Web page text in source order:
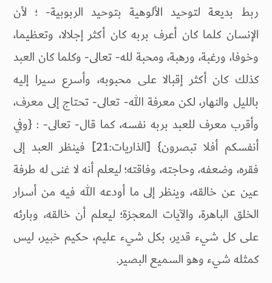
ربط بديعة لتوحيد الألوهية بتوحيد الربوبية- ؛ لأن
الإنسان كلما كان أعرف بربه كان أكثر إجلالا، وتعظيما،
وخوفا، ورغبة، ورهبة، ومحبة لله- تعالى- وكلما كان العبد
كذلك كان أكثر إقبالا على محبوبه، وأسرع سيرا إليه
بالليل والنهار، لكن معرفة الله- تعالى- تحتاج إلى معرف،
وأقرب معرف للعبد بربه نفسه، كما قال- تعالى- : {وفي
أنفسكم أفلا تبصرون} [الذاريات:21] فينظر العبد إلى
فقره، وضعفه، وحاجته، وفاقته؛ ليعلم أنه لا غنى له طرفة
عين عن خالقه، وينظر إلى ما أودعه الله فيه من أسرار
الخلق الباهرة، والآيات المعجزة؛ ليعلم أن خالقه، وبارئه
على كل شيء قدير، بكل شيء عليم، حكيم خبير، ليس
كمثله شيء وهو السميع البصير.